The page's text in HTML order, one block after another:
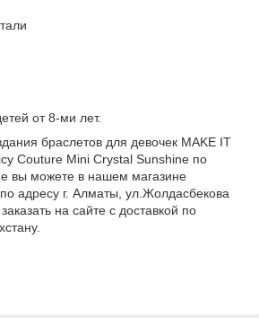
от 8-ми лет.
браслетов для девочек MAKE IT
Couture Mini Crystal Sunshine по
вы можете в нашем магазине
адресу г. Алматы, ул.Жолдасбекова
на сайте с доставкой по